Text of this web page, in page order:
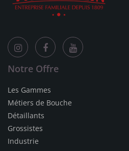
Notre Offre
Les Gammes
Métiers de Bouche
Détaillants
Grossistes
Industrie